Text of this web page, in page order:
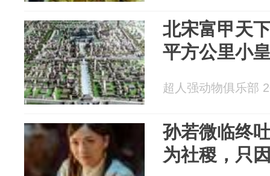
北宋富甲天
平方公里小
超人强动物俱乐部
孙若微临终
为社稷，只